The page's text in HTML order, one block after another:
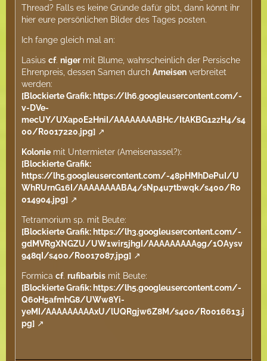
Thread? Falls es keine Gründe dafür gibt, dann könnt ihr
hier eure persönlichen Bilder des Tages posten.
Ich fange gleich mal an:
Lasius cf. nigermit Blume, wahrscheinlich der Persische
Ehrenpreis, dessen Samen durch Ameisen verbreitet
werden:
[Blockierte Grafik: https://lh6.googleusercontent.com/-
v-DVe-
mecUY/UXap0E2HniI/AAAAAAAABHc/ItAKBG12zH4/s4
00/R0017220.jpg]
Kolonie mit Untermieter (Ameisenassel?):
[Blockierte Grafik:
https://lh5.googleusercontent.com/-48pHMhDePuI/U
WhRUrnG16I/AAAAAAAABA4/sNp4u7tbwqk/s400/R0
014904.jpg]
Tetramorium sp. mit Beute:
[Blockierte Grafik: https://lh3.googleusercontent.com/-
gdMVRgXNGZU/UW1wir5jhgI/AAAAAAAAA9g/1OAysv
948qI/s400/R0017087.jpg]
Formica cf. rufibarbis mit Beute:
[Blockierte Grafik: https://lh5.googleusercontent.com/-
Q6oH5afmhG8/UWw8Yi-
yeMI/AAAAAAAAAxU/lUQRgjw6Z8M/s400/R0016613.j
pg]